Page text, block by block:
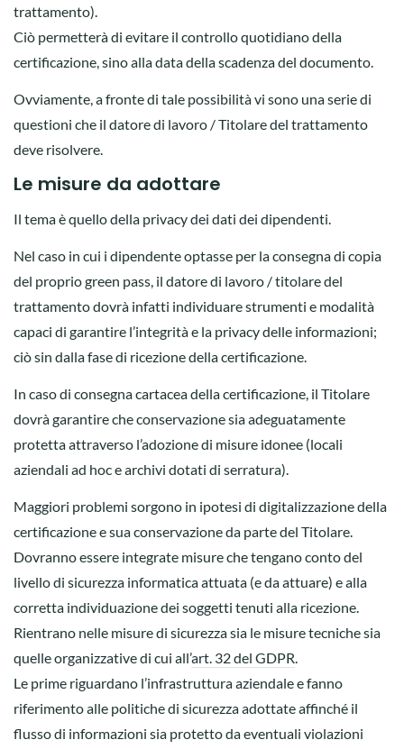
trattamento).
Ciò permetterà di evitare il controllo quotidiano della
certificazione, sino alla data della scadenza del documento.
Ovviamente, a fronte di tale possibilità vi sono una serie di
questioni che il datore di lavoro / Titolare del trattamento
deve risolvere.
Le misure da adottare
Il tema è quello della privacy dei dati dei dipendenti.
Nel caso in cui i dipendente optasse per la consegna di copia
del proprio green pass, il datore di lavoro / titolare del
trattamento dovrà infatti individuare strumenti e modalità
capaci di garantire l’integrità e la privacy delle informazioni;
ciò sin dalla fase di ricezione della certificazione.
In caso di consegna cartacea della certificazione, il Titolare
dovrà garantire che conservazione sia adeguatamente
protetta attraverso l’adozione di misure idonee (locali
aziendali ad hoc e archivi dotati di serratura).
Maggiori problemi sorgono in ipotesi di digitalizzazione della
certificazione e sua conservazione da parte del Titolare.
Dovranno essere integrate misure che tengano conto del
livello di sicurezza informatica attuata (e da attuare) e alla
corretta individuazione dei soggetti tenuti alla ricezione.
Rientrano nelle misure di sicurezza sia le misure tecniche sia
quelle organizzative di cui all’art. 32 del GDPR.
Le prime riguardano l’infrastruttura aziendale e fanno
riferimento alle politiche di sicurezza adottate affinché il
flusso di informazioni sia protetto da eventuali violazioni